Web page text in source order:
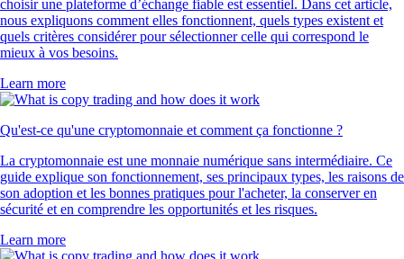
choisir une plateforme d’échange fiable est essentiel. Dans cet article,
nous expliquons comment elles fonctionnent, quels types existent et
quels critères considérer pour sélectionner celle qui correspond le
mieux à vos besoins.
Learn more
Qu'est-ce qu'une cryptomonnaie et comment ça fonctionne ?
La cryptomonnaie est une monnaie numérique sans intermédiaire. Ce
guide explique son fonctionnement, ses principaux types, les raisons de
son adoption et les bonnes pratiques pour l'acheter, la conserver en
sécurité et en comprendre les opportunités et les risques.
Learn more